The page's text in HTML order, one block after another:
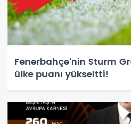
Fenerbahçe'nin Sturm
ülke puanı yükseltti!